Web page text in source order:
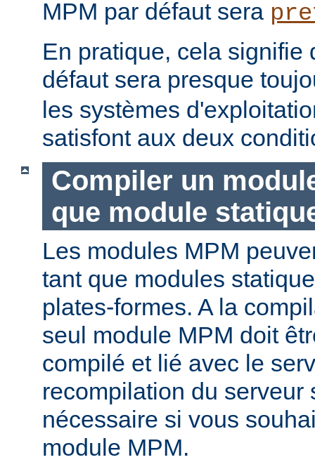
MPM par défaut sera
En pratique, cela signifie
défaut sera presque
les systèmes
satisfont aux deux
Compiler un
que module
Les modules MPM
tant que modules
plates-formes. A la
seul module MPM doit
compilé et lié avec le
recompilation du serveur
nécessaire si vous
module MPM.